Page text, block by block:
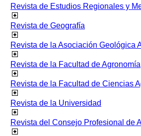
Revista de Estudios Regionales y
Revista de Geografía
Revista de la Asociación Geológica
Revista de la Facultad de Agronomía
Revista de la Facultad de Ciencias
Revista de la Universidad
Revista del Consejo Profesional de